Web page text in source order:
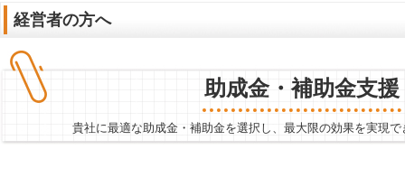
経営者の方へ
助成金・補助金支援
貴社に最適な助成金・補助金を選択し、最大限の効果を実現